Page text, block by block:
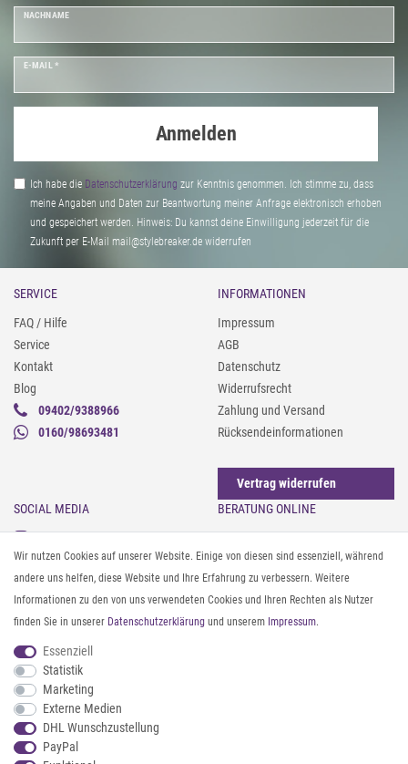
NACHNAME
E-MAIL *
Anmelden
Ich habe die Daten­schutz­erklärung zur Kenntnis genommen. Ich stimme zu, dass
meine Angaben und Daten zur Beantwortung meiner Anfrage elektronisch erhoben
und gespeichert werden. Hinweis: Du kannst deine Einwilligung jederzeit für die
Zukunft per E-Mail mail@stylebreaker.de widerrufen
SERVICE
FAQ / Hilfe
Service
Kontakt
Blog
09402/9388966
0160/98693481
INFORMATIONEN
Impressum
AGB
Datenschutz
Widerrufsrecht
Zahlung und Versand
Rücksendeinformationen
Vertrag widerrufen
SOCIAL MEDIA
Instagram
Facebook
Pinterest
Twitter
Youtube
Threads
BERATUNG ONLINE
Gürtel messen & kürzen
Sonnenbrillen & UV-Schutz
Textilpflege
Textil- und Material-Guide
Geldbörse richtig organisieren
ZAHLUNG & VERSAND
Wir nutzen Cookies auf unserer Website. Einige von diesen sind essenziell, während
andere uns helfen, diese Website und Ihre Erfahrung zu verbessern. Weitere
Informationen zu den von uns verwendeten Cookies und Ihren Rechten als Nutzer
finden Sie in unserer Daten­schutz­erklärung und unserem Impressum.
Essenziell
Statistik
Marketing
Externe Medien
DHL Wunschzustellung
PayPal